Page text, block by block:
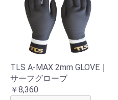
TLS A-MAX 2mm GLOVE｜
サーフグローブ
￥8,360